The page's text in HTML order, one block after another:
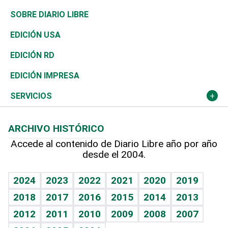
José Boquete
Reportajes
Asia
África
Ocenanía
Caribe
Resto del mundo
Consumo
Vivienda
Telecom.
Global y variable
Economía personal
Belleza
Buena Vida
Sociales
Novedades
Podcast Arte Libre
Hablando con el pediatra
Vida y familia
Eñe
Celebrando la vida
Golf
Ciclismo
Tenis
Olimpismo
Más deportes
Línea de hit
TBT Deportivo
De buena tinta
En Directo
El Espía
Noticiero Poteleche
Columnistas
Más firmas
Clima
Tecnología
Historia
Martes de tecnología
Cambio climático
Mundo
Economía
Revista
Deportes
Opinión
Hecho en casa
Guía del dinero
SOBRE DIARIO LIBRE
EDICIÓN USA
EDICIÓN RD
EDICIÓN IMPRESA
SERVICIOS
Cumpleaños
Horóscopos
Crucigramas
ARCHIVO HISTÓRICO
Accede al contenido de Diario Libre año por año
desde el 2004.
2024 2023 2022 2021 2020
2019
2018
2017 2016 2015 2014
2013
2012
2011 2010 2009 2008
2007